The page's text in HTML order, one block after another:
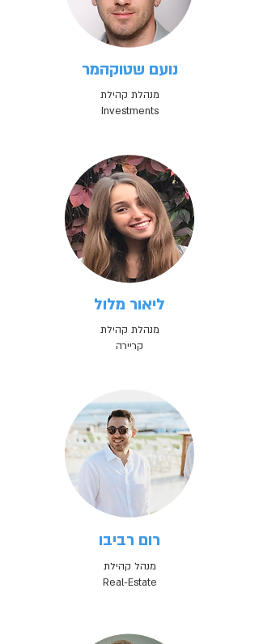
נועם שטוקהמר
מנהלת קהילת
Investments
ליאור מלול
מנהלת קהילת
קריירה
רום רביבו
מנהל קהילת
Real-Estate